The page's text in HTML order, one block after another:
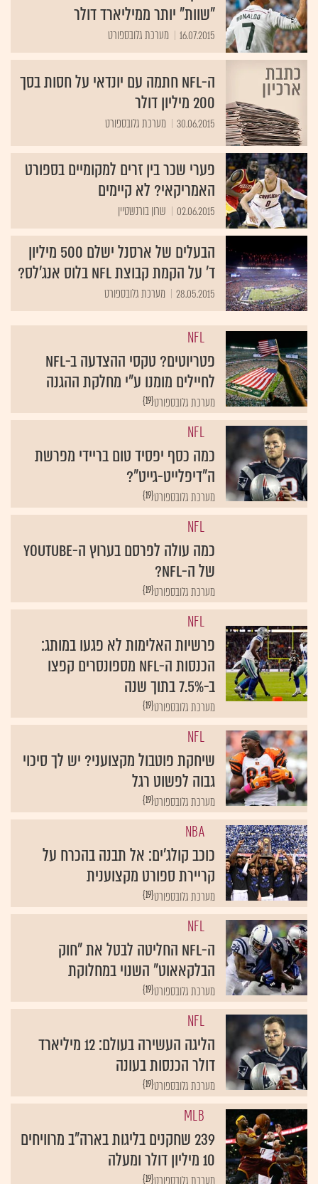
"שוות" יותר ממיליארד דולר
16.07.2015 מערכת גלובספורט
ה-NFL חתמה עם יונדאי על חסות בסך
200 מיליון דולר
30.06.2015 מערכת גלובספורט
פערי שכר בין זרים למקומיים בספורט
האמריקאי? לא קיימים
02.06.2015 שרון בורנשטיין
הבעלים של ארסנל ישלם 500 מיליון
ד' על הקמת קבוצת NFL בלוס אנג'לס?
28.05.2015 מערכת גלובספורט
NFL
פטריוטים? טקסי ההצדעה ב-NFL
לחיילים מומנו ע"י מחלקת ההגנה
{19}מערכת גלובספורט
NFL
כמה כסף יפסיד טום בריידי מפרשת
ה"דיפלייט-גייט"?
{19}מערכת גלובספורט
NFL
כמה עולה לפרסם בערוץ ה-YouTube
של ה-NFL?
{19}מערכת גלובספורט
NFL
פרשיות האלימות לא פגעו במותג:
הכנסות ה-NFL מספונסרים קפצו
ב-7.5% בתוך שנה
{19}מערכת גלובספורט
NFL
שיחקת פוטבול מקצועני? יש לך סיכוי
גבוה לפשוט רגל
{19}מערכת גלובספורט
NBA
כוכב קולג'ים: אל תבנה בהכרח על
קריירת ספורט מקצוענית
{19}מערכת גלובספורט
NFL
ה-NFL החליטה לבטל את "חוק
הבלקאאוט" השנוי במחלוקת
{19}מערכת גלובספורט
NFL
הליגה העשירה בעולם: 12 מיליארד
דולר הכנסות בעונה
{19}מערכת גלובספורט
MLB
239 שחקנים בליגות בארה"ב מרוויחים
10 מיליון דולר ומעלה
{19}מערכת גלובספורט